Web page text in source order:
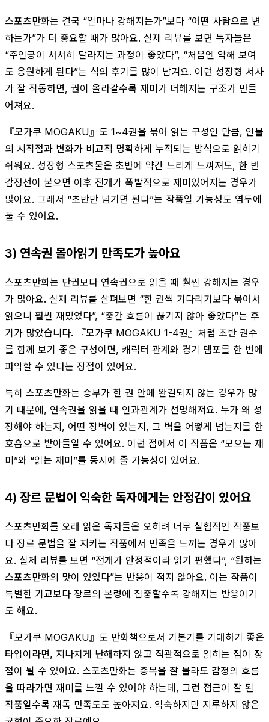
스포츠만화는 결국 “얼마나 강해지는가”보다 “어떤 사람으로 변
하는가”가 더 중요할 때가 많아요. 실제 리뷰를 보면 독자들은
“주인공이 서서히 달라지는 과정이 좋았다”, “처음엔 약해 보여
도 응원하게 된다”는 식의 후기를 많이 남겨요. 이런 성장형 서사
가 잘 작동하면, 권이 올라갈수록 재미가 더해지는 구조가 만들
어져요.
『모가쿠 MOGAKU』도 1~4권을 묶어 읽는 구성인 만큼, 인물
의 시작점과 변화가 비교적 명확하게 누적되는 방식으로 읽히기
쉬워요. 성장형 스포츠물은 초반에 약간 느리게 느껴져도, 한 번
감정선이 붙으면 이후 전개가 폭발적으로 재미있어지는 경우가
많아요. 그래서 “초반만 넘기면 된다”는 작품일 가능성도 염두에
둘 수 있어요.
3) 연속권 몰아읽기 만족도가 높아요
스포츠만화는 단권보다 연속권으로 읽을 때 훨씬 강해지는 경우
가 많아요. 실제 리뷰를 살펴보면 “한 권씩 기다리기보다 묶어서
읽으니 훨씬 재밌었다”, “중간 흐름이 끊기지 않아 좋았다”는 후
기가 많았습니다. 『모가쿠 MOGAKU 1-4권』처럼 초반 권수
를 함께 보기 좋은 구성이면, 캐릭터 관계와 경기 템포를 한 번에
파악할 수 있다는 장점이 있어요.
특히 스포츠만화는 승부가 한 권 안에 완결되지 않는 경우가 많
기 때문에, 연속권을 읽을 때 인과관계가 선명해져요. 누가 왜 성
장해야 하는지, 어떤 장벽이 있는지, 그 벽을 어떻게 넘는지를 한
호흡으로 받아들일 수 있어요. 이런 점에서 이 작품은 “모으는 재
미”와 “읽는 재미”를 동시에 줄 가능성이 있어요.
4) 장르 문법이 익숙한 독자에게는 안정감이 있어요
스포츠만화를 오래 읽은 독자들은 오히려 너무 실험적인 작품보
다 장르 문법을 잘 지키는 작품에서 만족을 느끼는 경우가 많아
요. 실제 리뷰를 보면 “전개가 안정적이라 읽기 편했다”, “원하는
스포츠만화의 맛이 있었다”는 반응이 적지 않아요. 이는 작품이
특별한 기교보다 장르의 본령에 집중할수록 강해지는 반응이기
도 해요.
『모가쿠 MOGAKU』도 만화책으로서 기본기를 기대하기 좋은
타입이라면, 지나치게 난해하지 않고 직관적으로 읽히는 점이 장
점이 될 수 있어요. 스포츠만화는 종목을 잘 몰라도 감정의 흐름
을 따라가면 재미를 느낄 수 있어야 하는데, 그런 접근이 잘 된
작품일수록 재독 만족도도 높아져요. 익숙하지만 지루하지 않은